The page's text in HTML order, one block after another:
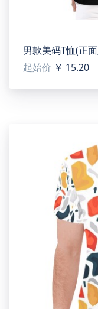
生产批次、机器设
在微小色差、位置
正常现象，将不予
产品尺码：
Women's All Over
【Type】100%
Custom collar
【Product
quality polyester
quality, ball -
design, collar
collar can be
to the overall
be used for any
男款美码T恤(正面
起始价 ￥ 15.20